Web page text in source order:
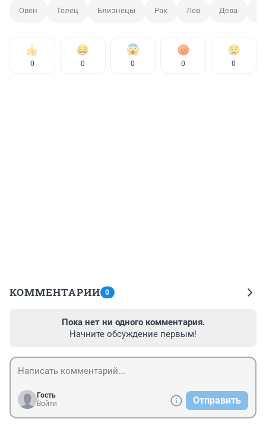
Овен Телец Близнецы Рак Лев Дева
0 0 0 0 0
КОММЕНТАРИИ 0
Пока нет ни одного комментария.
Начните обсуждение первым!
Гость
Войти
Отправить